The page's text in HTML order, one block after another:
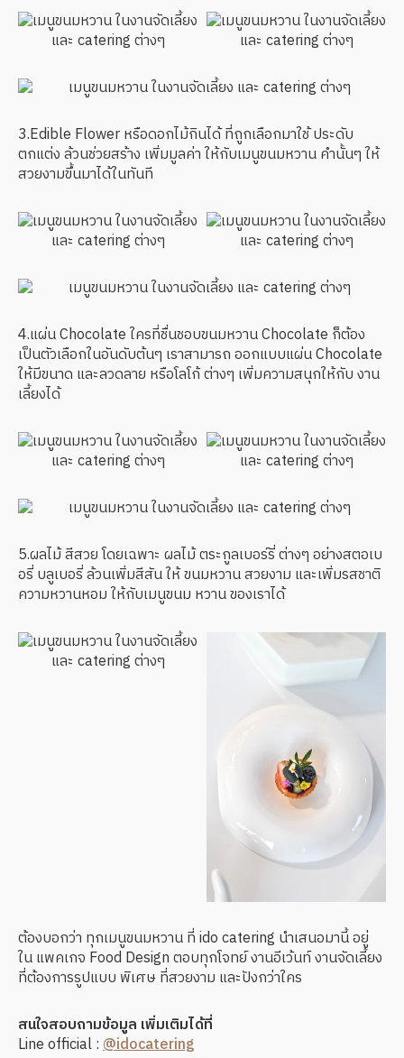
3.Edible Flower หรือดอกไม้กินได้ ที่ถูกเลือกมาใช้ ประดับ
ตกแต่ง ล้วนช่วยสร้าง เพิ่มมูลค่า ให้กับเมนูขนมหวาน คำนั้นๆ ให้
สวยงามขึ้นมาได้ในทันที
4.แผ่น Chocolate ใครที่ชื่นชอบขนมหวาน Chocolate ก็ต้อง
เป็นตัวเลือกในอันดับต้นๆ เราสามารถ ออกแบบแผ่น Chocolate
ให้มีขนาด และลวดลาย หรือโลโก้ ต่างๆ เพิ่มความสนุกให้กับ งาน
เลี้ยงได้
5.ผลไม้ สีสวย โดยเฉพาะ ผลไม้ ตระกูลเบอร์รี่ ต่างๆ อย่างสตอเบ
อรี่ บลูเบอรี่ ล้วนเพิ่มสีสัน ให้ ขนมหวาน สวยงาม และเพิ่มรสชาติ
ความหวานหอม ให้กับเมนูขนม หวาน ของเราได้
ต้องบอกว่า ทุกเมนูขนมหวาน ที่ ido catering นำเสนอมานี้ อยู่
ใน แพคเกจ Food Design ตอบทุกโจทย์ งานอีเว้นท์ งานจัดเลี้ยง
ที่ต้องการรูปแบบ พิเศษ ที่สวยงาม และปังกว่าใคร
สนใจสอบถามข้อมูล เพิ่มเติมได้ที่
Line official :@idocatering